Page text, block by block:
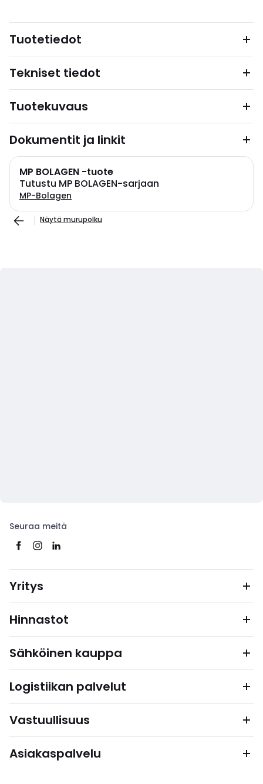
Tuotetiedot
Tekniset tiedot
Tuotekuvaus
Dokumentit ja linkit
MP BOLAGEN -tuote
Tutustu MP BOLAGEN-sarjaan
MP-Bolagen
Näytä murupolku
Seuraa meitä
Yritys
Hinnastot
Sähköinen kauppa
Logistiikan palvelut
Vastuullisuus
Asiakaspalvelu